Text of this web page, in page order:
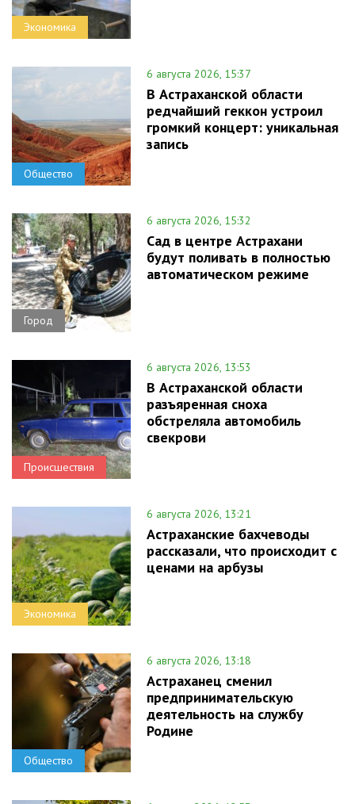
Экономика
Общество
6 августа 2026, 15:37
В Астраханской области
редчайший геккон устроил
громкий концерт: уникальная
запись
Город
6 августа 2026, 15:32
Сад в центре Астрахани
будут поливать в полностью
автоматическом режиме
Происшествия
6 августа 2026, 13:53
В Астраханской области
разъяренная сноха
обстреляла автомобиль
свекрови
Экономика
6 августа 2026, 13:21
Астраханские бахчеводы
рассказали, что происходит с
ценами на арбузы
Общество
6 августа 2026, 13:18
Астраханец сменил
предпринимательскую
деятельность на службу
Родине